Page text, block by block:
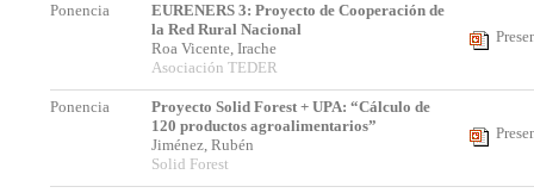
Ponencia
EURENERS 3: Proyecto de Cooperación de
la Red Rural Nacional
Roa Vicente, Irache
Asociación TEDER
Ponencia
Proyecto Solid Forest + UPA: “Cálculo de
120 productos agroalimentarios”
Jiménez, Rubén
Solid Forest